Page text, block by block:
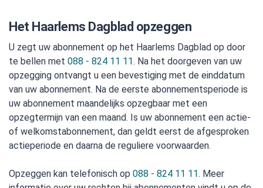
Het Haarlems Dagblad opzeggen
U zegt uw abonnement op het Haarlems Dagblad op door
te bellen met 088 - 824 11 11. Na het doorgeven van uw
opzegging ontvangt u een bevestiging met de einddatum
van uw abonnement. Na de eerste abonnementsperiode is
uw abonnement maandelijks opzegbaar met een
opzegtermijn van een maand. Is uw abonnement een actie-
of welkomstabonnement, dan geldt eerst de afgesproken
actieperiode en daarna de reguliere voorwaarden.
Opzeggen kan telefonisch op 088 - 824 11 11. Meer